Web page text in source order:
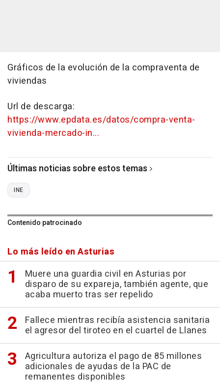
Gráficos de la evolución de la compraventa de
viviendas
Url de descarga:
https://www.epdata.es/datos/compra-venta-
vivienda-mercado-in...
Últimas noticias sobre estos temas
INE
Contenido patrocinado
Lo más leído en Asturias
Muere una guardia civil en Asturias por
disparo de su expareja, también agente, que
acaba muerto tras ser repelido
Fallece mientras recibía asistencia sanitaria
el agresor del tiroteo en el cuartel de Llanes
Agricultura autoriza el pago de 85 millones
adicionales de ayudas de la PAC de
remanentes disponibles